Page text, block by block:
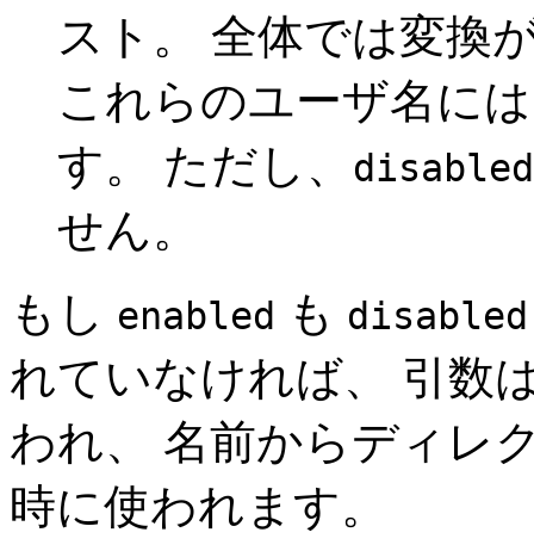
スト。 全体では変換
これらのユーザ名に
す。 ただし、
disabled
せん。
もし enabled も disabled
れていなければ、 引数
われ、 名前からディレ
時に使われます。